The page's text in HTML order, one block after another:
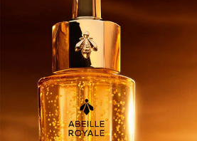
エクセプショナルピース
限定エクセプショナルピース
レジェンダリー フレグランス コレク
モン ゲラン
シャリマー
ラ プティット ローブ ノワール
ロム イデアル
アビルージュ
オー
アレゴリア コレクション
全ての製品
フレグランス ディフューザー
リップバーム
リップライナー
リッププライマー
全ての製品
フェイスパウダー・ブラシ
全ての製品
アイライナー・アイペンシル
アイブロウ
全ての製品
パリュール ゴールド
テラコッタ
アイ＆リップケア
化粧水・エッセンス
クレンジング・洗顔
マスク
ヘアケア
オーキデ アンペリアル ゴールドノビ
オーキデ アンペリアル
オーキデ アンペリアル ホワイト
全ての製品
ブライトニングケア 化粧品
目元ケア
UVケア・日焼け止め
全ての製品
会員特典・プログラム
香りのお試しサービス
ファンデーションを見つける
フティング
入特典ギフト
プレゼントを探す
ョン アトリエ
を探す